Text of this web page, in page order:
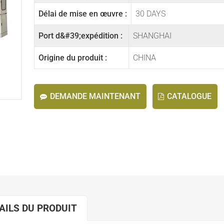
Délai de mise en œuvre : 30 DAYS
Port d&#39;expédition : SHANGHAI
Origine du produit : CHINA
DEMANDE MAINTENANT CATALOGUE
DU PRODUIT